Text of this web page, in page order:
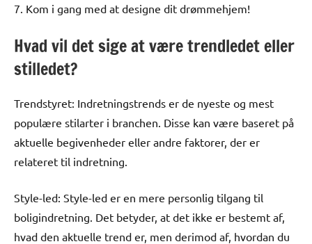
7. Kom i gang med at designe dit drømmehjem!
Hvad vil det sige at være trendledet eller
stilledet?
Trendstyret: Indretningstrends er de nyeste og mest
populære stilarter i branchen. Disse kan være baseret på
aktuelle begivenheder eller andre faktorer, der er
relateret til indretning.
Style-led: Style-led er en mere personlig tilgang til
boligindretning. Det betyder, at det ikke er bestemt af,
hvad den aktuelle trend er, men derimod af, hvordan du